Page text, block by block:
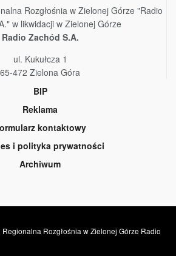
Rozgłośnia w Zielonej Górze "Radio
w likwidacji w Zielonej Górze
Radio Zachód S.A.
ul. Kukułcza 1
65-472 Zielona Góra
BIP
Reklama
kontaktowy
i polityka prywatności
Archiwum
Rozgłośnia w Zielonej Górze Radio